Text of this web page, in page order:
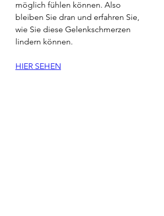
möglich fühlen können. Also
bleiben Sie dran und erfahren Sie,
wie Sie diese Gelenkschmerzen
lindern können.
HIER SEHEN